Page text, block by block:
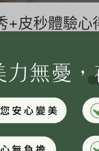
+皮秒體驗心
旅遊中被問爆先速速剪了